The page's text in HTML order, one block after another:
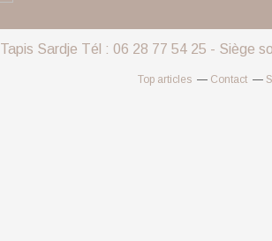
Tapis Sardje Tél : 06 28 77 54 25 - Siège
Top articles Contact